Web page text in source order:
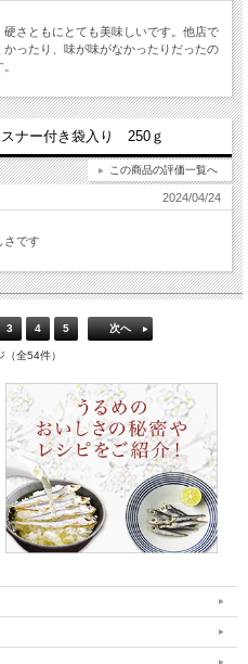
さともにとても美味しいです。他店で
ったり、味が味がなかったりだったの
ナー付き袋入り 250ｇ
この商品の評価一覧へ
2024/04/24
さです
3 4 5 次へ
全54件）